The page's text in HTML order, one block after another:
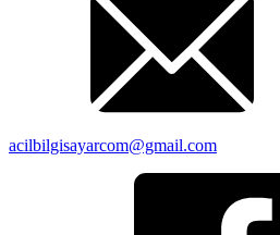
acilbilgisayarcom@gmail.com